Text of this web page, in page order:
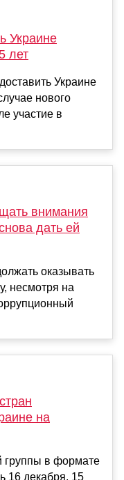
Украине
лет
Украине
нового
участие в
внимания
дать ей
оказывать
несмотря на
на
группы в формате
16 декабря, 15